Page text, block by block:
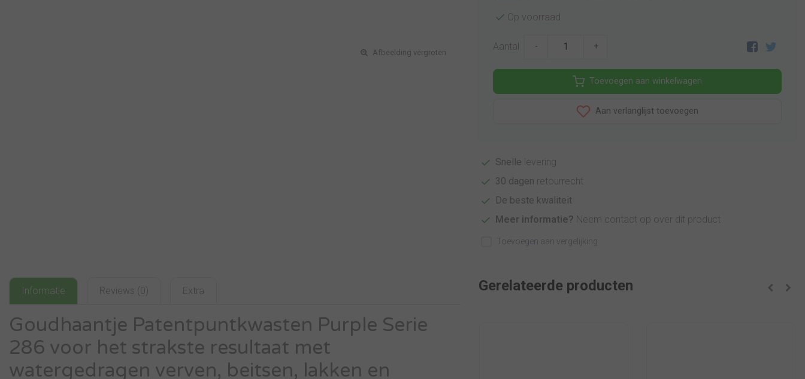
Afbeelding vergroten
Op voorraad
Aantal - +
Toevoegen aan winkelwagen
Aan verlanglijst toevoegen
Snelle levering
30 dagen retourrecht
De beste kwaliteit
Meer informatie? Neem contact op over dit product
Toevoegen aan vergelijking
Informatie Reviews (0) Extra
Goudhaantje Patentpuntkwasten Purple Serie
286 voor het strakste resultaat met
watergedragen verven, beitsen, lakken en
Gerelateerde producten